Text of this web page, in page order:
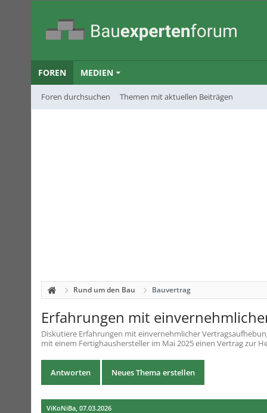
FOREN
Foren durchsuchen Themen mit aktuellen Beiträgen
MEDIEN
Rund um den Bau Bauvertrag
Erfahrungen mit
Diskutiere Erfahrungen mit einvernehmlicher
mit einem Fertighaushersteller im Mai 2025 einen Vertrag zur
Antworten Neues Thema erstellen
ViKoNiBa, 07.03.2026